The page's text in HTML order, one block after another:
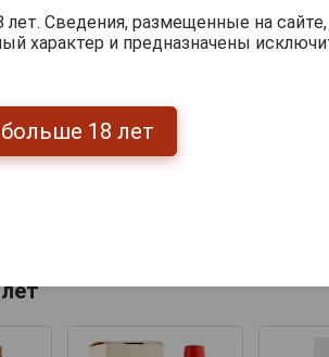
яблок, пряностей и
сушёных фруктов и тонкой
подходит к десертам,
Сведения, размещенные на
характер и предназначены
18 лет